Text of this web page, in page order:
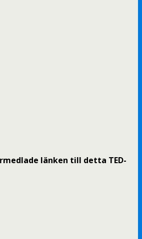
länken till detta TED-